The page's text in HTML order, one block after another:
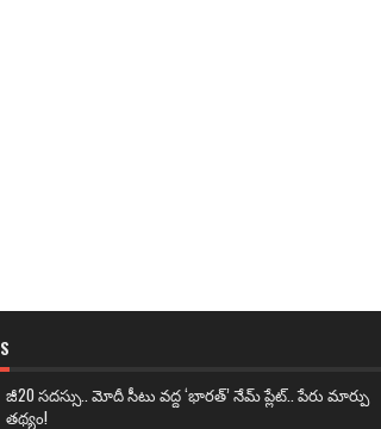
జీ20 సదస్సు.. మోదీ సీటు వద్ద ‘భారత్’ నేమ్ ప్లేట్‌.. పేరు మార్పు
తథ్యం!